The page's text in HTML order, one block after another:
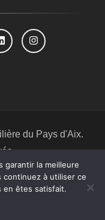
du Pays d'Aix.
parBlossom
.Politique de
garantir la meilleure
à utiliser ce
en êtes satisfait.